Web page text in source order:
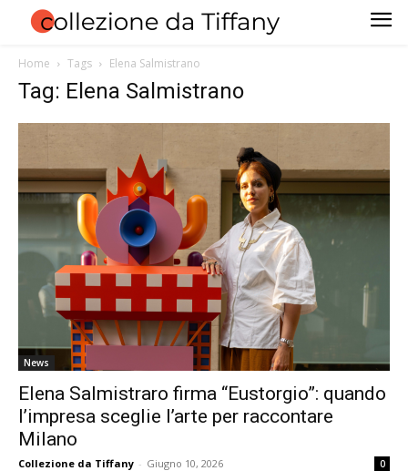
Home Tags Elena Salmistrano
Tag: Elena Salmistrano
News
Elena Salmistraro firma “Eustorgio”: quando
l’impresa sceglie l’arte per raccontare
Milano
Collezione da Tiffany - Giugno 10, 2026 0